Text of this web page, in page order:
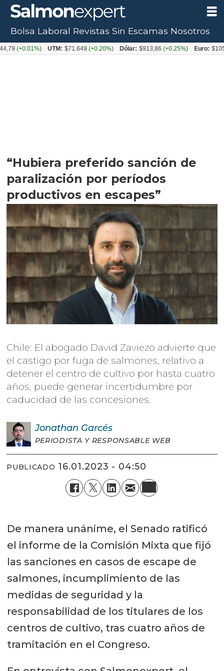
“Hubiera preferido sanción de
paralización por períodos
productivos en escapes”
Chile: El abogado David Zaviezo advierte que
el castigo por fuga de salmones, relativo a
detener el centro de cultivo por hasta cuatro
años, puede generar incertidumbre por
caducidad de las concesiones.
Jonathan Garcés
PERIODISTA Y RESPONSABLE WEB
PUBLICADO 16.01.2023 - 04:50
De manera unánime, el Senado ratificó
el informe de la Comisión Mixta que fijó
las sanciones en casos de escape de
salmones, incumplimiento de las
medidas de seguridad y la
responsabilidad de los titulares de los
centros de cultivo, tras cuatro años de
tramitación en el Congreso.
Bolsa Laboral Revistas Sin Escamas Nosotros
UTM: $71.649(+0.20%) Dólar: $913,86(+0.25%) Euro: $1053,08(-